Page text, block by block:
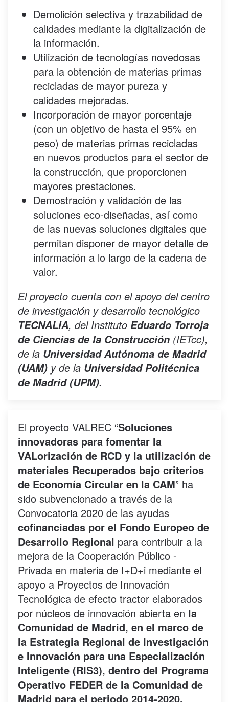
Demolición selectiva y trazabilidad de
calidades mediante la digitalización de
la información.
Utilización de tecnologías novedosas
para la obtención de materias primas
recicladas de mayor pureza y
calidades mejoradas.
Incorporación de mayor porcentaje
(con un objetivo de hasta el 95% en
peso) de materias primas recicladas
en nuevos productos para el sector de
la construcción, que proporcionen
mayores prestaciones.
Demostración y validación de las
soluciones eco-diseñadas, así como
de las nuevas soluciones digitales que
permitan disponer de mayor detalle de
información a lo largo de la cadena de
valor.
El proyecto cuenta con el apoyo del centro
de investigación y desarrollo tecnológico
TECNALIA, del Instituto Eduardo Torroja
de Ciencias de la Construcción (IETcc),
de la Universidad Autónoma de Madrid
(UAM) y de la Universidad Politécnica
de Madrid (UPM).
El proyecto VALREC “Soluciones
innovadoras para fomentar la
VALorización de RCD y la utilización de
materiales Recuperados bajo criterios
de Economía Circular en la CAM” ha
sido subvencionado a través de la
Convocatoria 2020 de las ayudas
cofinanciadas por el Fondo Europeo de
Desarrollo Regional para contribuir a la
mejora de la Cooperación Público -
Privada en materia de I+D+i mediante el
apoyo a Proyectos de Innovación
Tecnológica de efecto tractor elaborados
por núcleos de innovación abierta en la
Comunidad de Madrid, en el marco de
la Estrategia Regional de Investigación
e Innovación para una Especialización
Inteligente (RIS3), dentro del Programa
Operativo FEDER de la Comunidad de
Madrid para el periodo 2014-2020.